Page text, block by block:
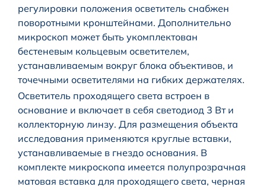
регулировки положения осветитель снабжен
поворотными кронштейнами. Дополнительно
микроскоп может быть укомплектован
бестеневым кольцевым осветителем,
устанавливаемым вокруг блока объективов, и
точечными осветителями на гибких держателях.
Осветитель проходящего света встроен в
основание и включает в себя светодиод 3 Вт и
коллекторную линзу. Для размещения объекта
исследования применяются круглые вставки,
устанавливаемые в гнездо основания. В
комплекте микроскопа имеется полупрозрачная
матовая вставка для проходящего света, черная